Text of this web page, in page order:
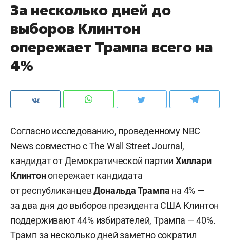
За несколько дней до
выборов Клинтон
опережает Трампа всего на
4%
Согласноисследованию, проведенному NBC
News совместно с The Wall Street Journal,
кандидат от Демократической партии Хиллари
Клинтонопережает кандидата
от республиканцевДональда Трампа на 4% —
за два дня до выборов президента США Клинтон
поддерживают 44% избирателей, Трампа — 40%.
Трамп за несколько дней заметно сократил